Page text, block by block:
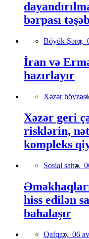
bərpası
Böyük Şərq,
İran və
hazırlayır
Xəzər
Xəzər geri
risklərin,
kompleks
Sosial sahə,
hiss edilən
bahalaşır
Qafqaz, 06